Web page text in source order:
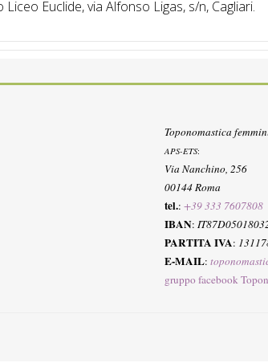
Euclide, via Alfonso Ligas, s/n, Cagliari.
Toponomastica
APS-ETS:
Via Nanchino, 256
00144 Roma
tel.: +39 333 7607808
IBAN:
PARTITA IVA:
E-MAIL:
gruppo facebook